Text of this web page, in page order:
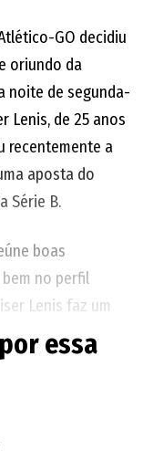
GO decidiu
oriundo da
noite de segunda-
Lenis, de 25 anos
recentemente a
aposta do
Série B.
boas
no perfil
Lenis faz um
físico,
Deportivo
havia jogado
essa